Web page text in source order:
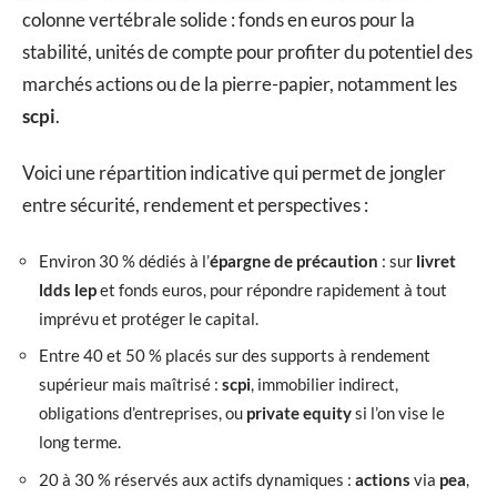
colonne vertébrale solide : fonds en euros pour la
stabilité, unités de compte pour profiter du potentiel des
marchés actions ou de la pierre-papier, notamment les
scpi.
Voici une répartition indicative qui permet de jongler
entre sécurité, rendement et perspectives :
Environ 30 % dédiés à l’épargne de précaution : sur livret
ldds lepet fonds euros, pour répondre rapidement à tout
imprévu et protéger le capital.
Entre 40 et 50 % placés sur des supports à rendement
supérieur mais maîtrisé : scpi, immobilier indirect,
obligations d’entreprises, ou private equitysi l’on vise le
long terme.
20 à 30 % réservés aux actifs dynamiques : actions via pea,